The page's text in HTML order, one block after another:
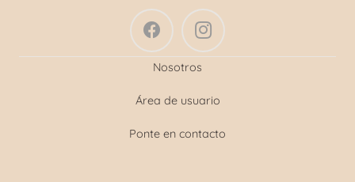
Nosotros
Área de usuario
Ponte en contacto